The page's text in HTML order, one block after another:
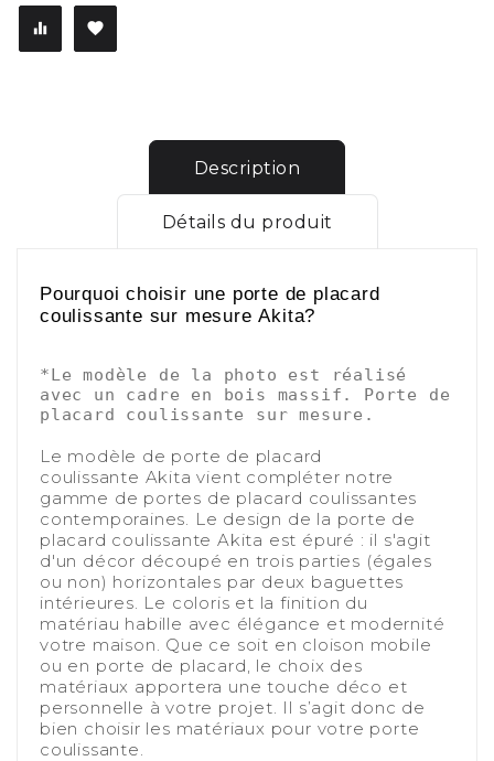
 
Description
Détails du produit
Pourquoi choisir une porte de placard
coulissante sur mesure Akita?
*Le modèle de la photo est réalisé
avec un cadre en bois massif. Porte de
placard coulissante sur mesure.
Le modèle de porte de placard
coulissante Akita vient compléter notre
gamme de portes de placard coulissantes
contemporaines. Le design de la porte de
placard coulissante Akita est épuré : il s'agit
d'un décor découpé en trois parties (égales
ou non) horizontales par deux baguettes
intérieures. Le coloris et la finition du
matériau habille avec élégance et modernité
votre maison. Que ce soit en cloison mobile
ou en porte de placard, le choix des
matériaux apportera une touche déco et
personnelle à votre projet. Il s’agit donc de
bien choisir les matériaux pour votre porte
coulissante.